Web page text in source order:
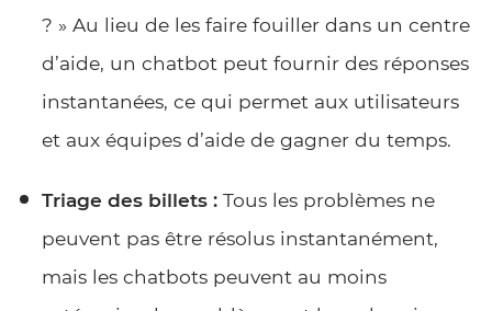
? » Au lieu de les faire fouiller dans un centre
d’aide, un chatbot peut fournir des réponses
instantanées, ce qui permet aux utilisateurs
et aux équipes d’aide de gagner du temps.
Triage des billets :Tous les problèmes ne
peuvent pas être résolus instantanément,
mais les chatbots peuvent au moins